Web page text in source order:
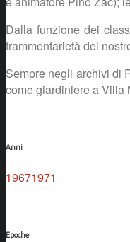
Dalla funzione dei
frammentarietà del
Sempre negli archivi di
come giardiniere a Villa
Anni
19671971
Epoche